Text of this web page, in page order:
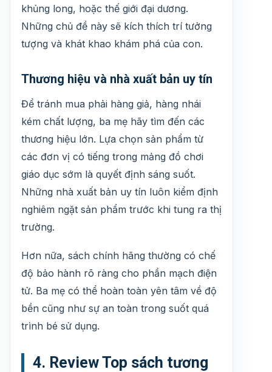
khủng long, hoặc thế giới đại dương.
Những chủ đề này sẽ kích thích trí tưởng
tượng và khát khao khám phá của con.
Thương hiệu và nhà xuất bản uy tín
Để tránh mua phải hàng giả, hàng nhái
kém chất lượng, ba mẹ hãy tìm đến các
thương hiệu lớn. Lựa chọn sản phẩm từ
các đơn vị có tiếng trong mảng đồ chơi
giáo dục sớm là quyết định sáng suốt.
Những nhà xuất bản uy tín luôn kiểm định
nghiêm ngặt sản phẩm trước khi tung ra thị
trường.
Hơn nữa, sách chính hãng thường có chế
độ bảo hành rõ ràng cho phần mạch điện
tử. Ba mẹ có thể hoàn toàn yên tâm về độ
bền cũng như sự an toàn trong suốt quá
trình bé sử dụng.
4. Review Top sách tương